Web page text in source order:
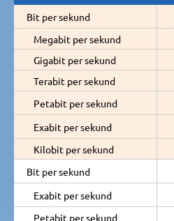
Bit per sekund
Megabit per sekund
Gigabit per sekund
Terabit per sekund
Petabit per sekund
Exabit per sekund
Kilobit per sekund
Bit per sekund
Exabit per sekund
Petabit per sekund